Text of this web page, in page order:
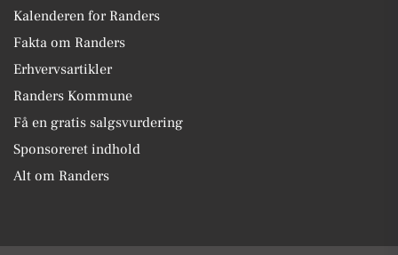
Kalenderen for Randers
Fakta om Randers
Erhvervsartikler
Randers Kommune
Få en gratis salgsvurdering
Sponsoreret indhold
Alt om Randers